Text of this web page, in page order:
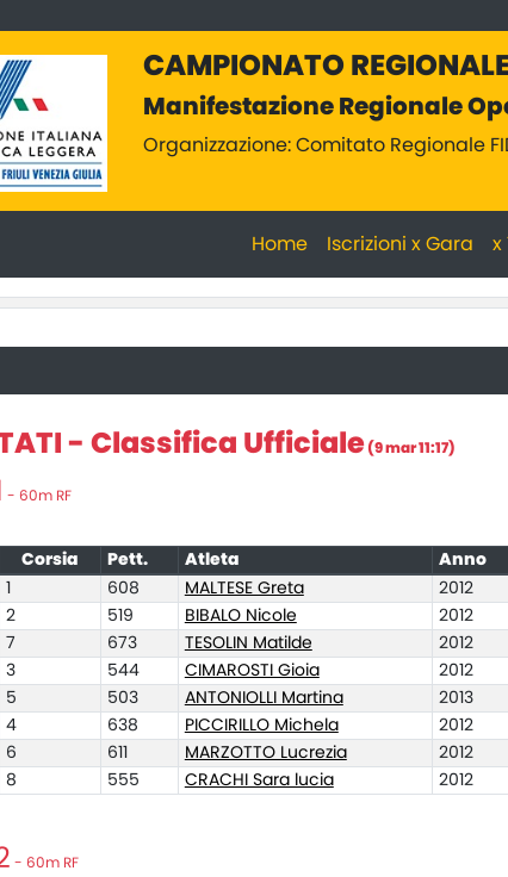
CAMPIONATO
Manifestazione Regionale
Organizzazione: Comitato Regionale
Home Iscrizioni x Gara x
- Classifica Ufficiale (9 mar 11:17)
- 60m RF
Corsia Pett. Atleta Anno
608 MALTESE Greta 2012
2 519 BIBALO Nicole 2012
7 673 TESOLIN Matilde 2012
3 544 CIMAROSTI Gioia 2012
5 503 ANTONIOLLI Martina 2013
4 638 PICCIRILLO Michela 2012
6 611 MARZOTTO Lucrezia 2012
8 555 CRACHI Sara lucia 2012
- 60m RF